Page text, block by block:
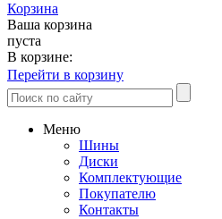
Корзина
Ваша корзина
пуста
В корзине:
Перейти в корзину
Меню
Шины
Диски
Комплектующие
Покупателю
Контакты